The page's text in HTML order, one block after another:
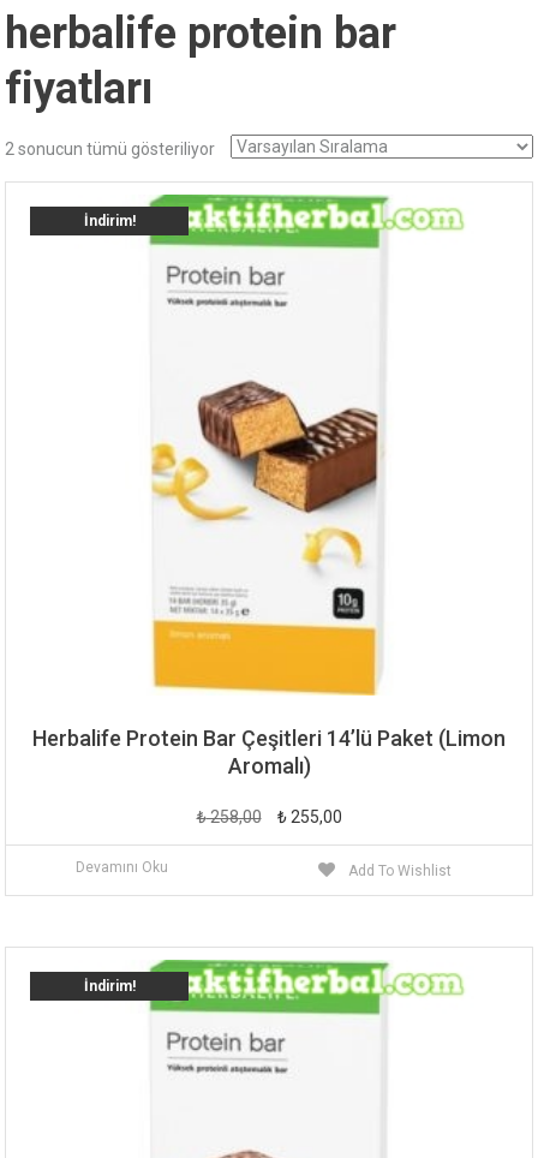
herbalife protein bar
fiyatları
2 sonucun tümü gösteriliyor
İndirim!
Herbalife Protein Bar Çeşitleri 14’lü Paket (Limon
Aromalı)
₺258,00
Orijinal
fiyat:
₺ 258,00.
₺255,00Şu
andaki
fiyat:
Devamını Oku Add To Wishlist
İndirim!